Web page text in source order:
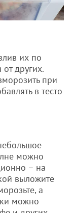
их по
других.
при
в тесто
можно
– на
выложите
а
можно